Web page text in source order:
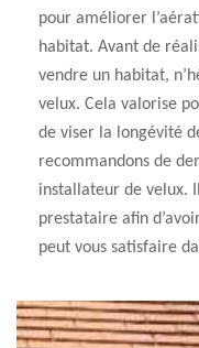
pour améliorer
habitat. Avant de
vendre un habitat,
velux. Cela valorise
de viser la longévité
recommandons de
installateur de velux.
prestataire afin
peut vous satisfaire